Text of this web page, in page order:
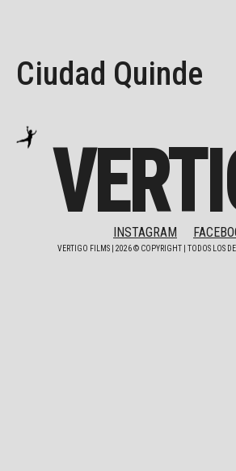
Ciudad Quinde
INSTAGRAM
VERTIGO FILMS | 2026© COPYRIGHT | TODOS LOS